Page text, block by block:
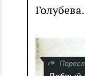
Голубева.